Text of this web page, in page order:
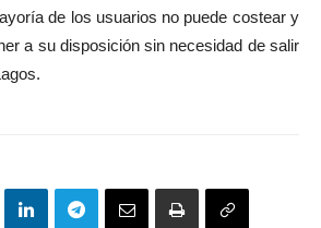
de los usuarios no puede costear y
a su disposición sin necesidad de salir